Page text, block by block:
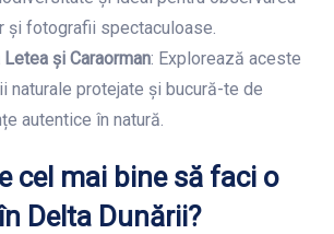
și fotografii spectaculoase.
Letea și Caraorman: Explorează aceste
naturale protejate și bucură-te de
autentice în natură.
cel mai bine să faci o
Delta Dunării?